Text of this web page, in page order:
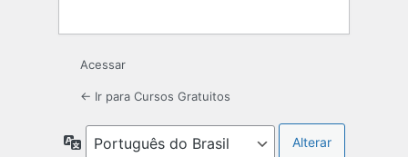
Acessar
← Ir para Cursos Gratuitos
Idioma